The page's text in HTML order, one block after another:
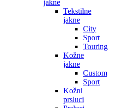
jakne
Tekstilne
jakne
City
Sport
Touring
Kožne
jakne
Custom
Sport
Kožni
prsluci